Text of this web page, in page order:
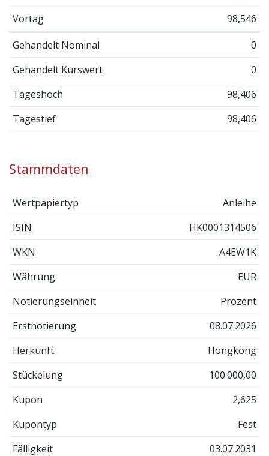
Vortag
98,546
Gehandelt Nominal
0
Gehandelt Kurswert
0
Tageshoch
98,406
Tagestief
98,406
Stammdaten
Wertpapiertyp
Anleihe
ISIN
HK0001314506
WKN
A4EW1K
Währung
EUR
Notierungseinheit
Prozent
Erstnotierung
08.07.2026
Herkunft
Hongkong
Stückelung
100.000,00
Kupon
2,625
Kupontyp
Fest
Fälligkeit
03.07.2031